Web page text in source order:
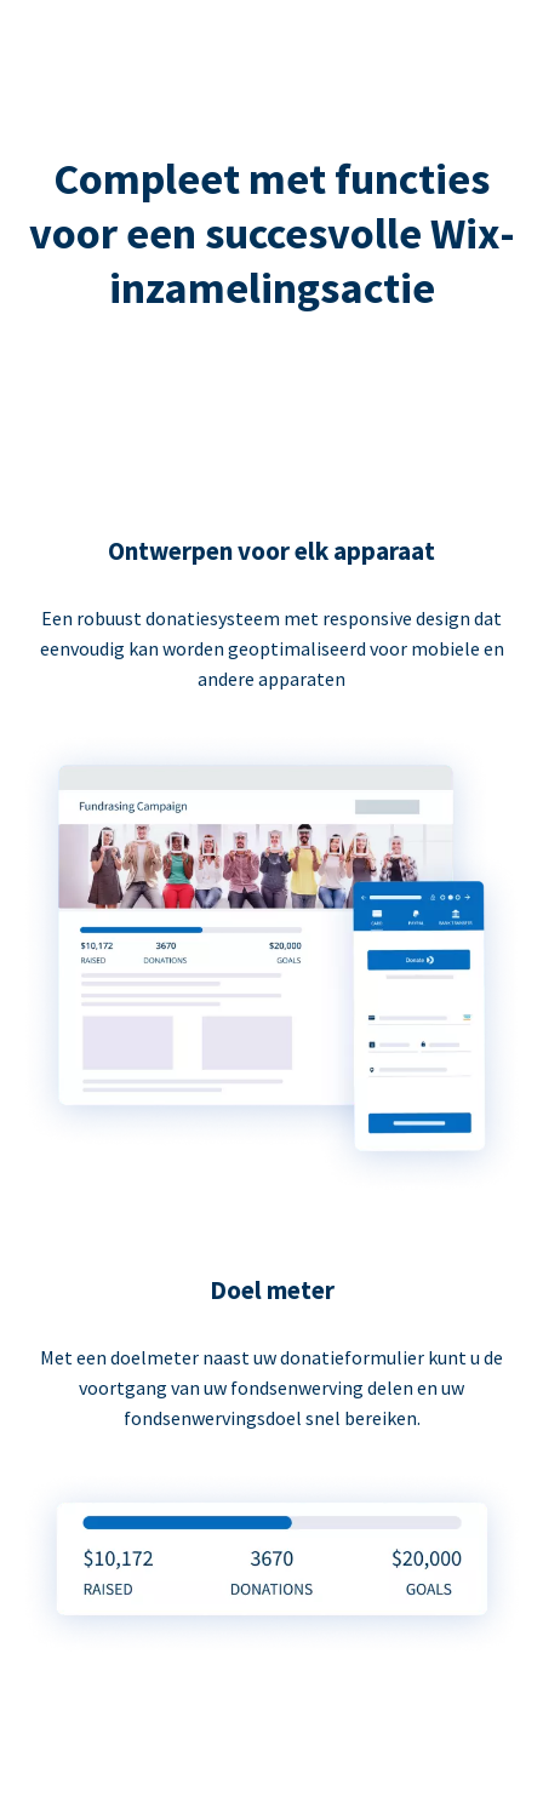
Compleet met functies
voor een succesvolle Wix-
inzamelingsactie
Ontwerpen voor elk apparaat
Een robuust donatiesysteem met responsive design dat
eenvoudig kan worden geoptimaliseerd voor mobiele en
andere apparaten
Doel meter
Met een doelmeter naast uw donatieformulier kunt u de
voortgang van uw fondsenwerving delen en uw
fondsenwervingsdoel snel bereiken.